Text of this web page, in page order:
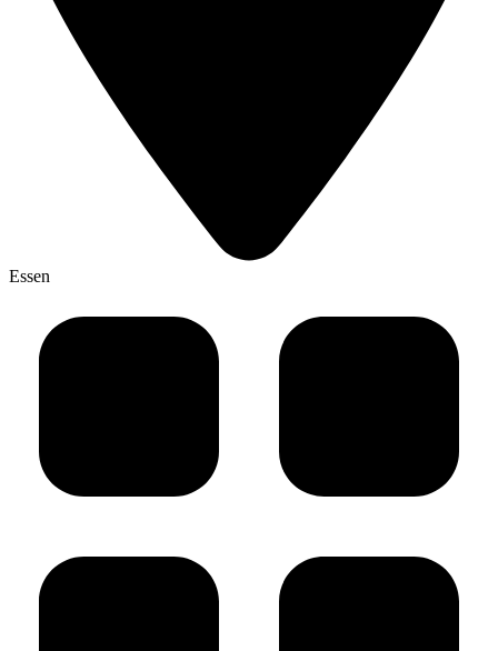
Essen